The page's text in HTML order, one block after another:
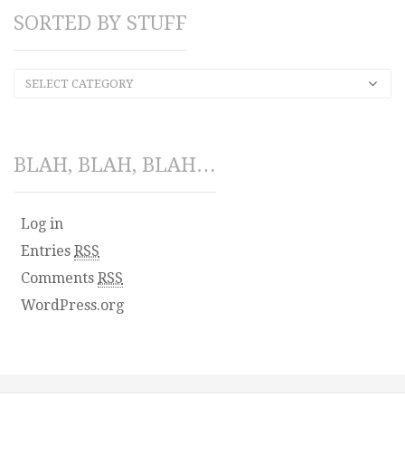
SORTED BY STUFF
SELECT CATEGORY
BLAH, BLAH, BLAH…
Log in
Entries RSS
Comments RSS
WordPress.org